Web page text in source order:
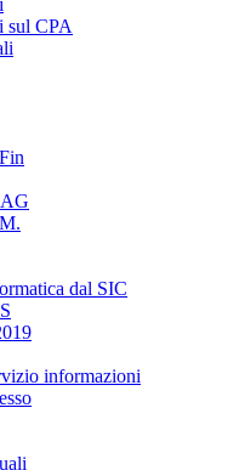
sul CPA
dal SIC
informazioni